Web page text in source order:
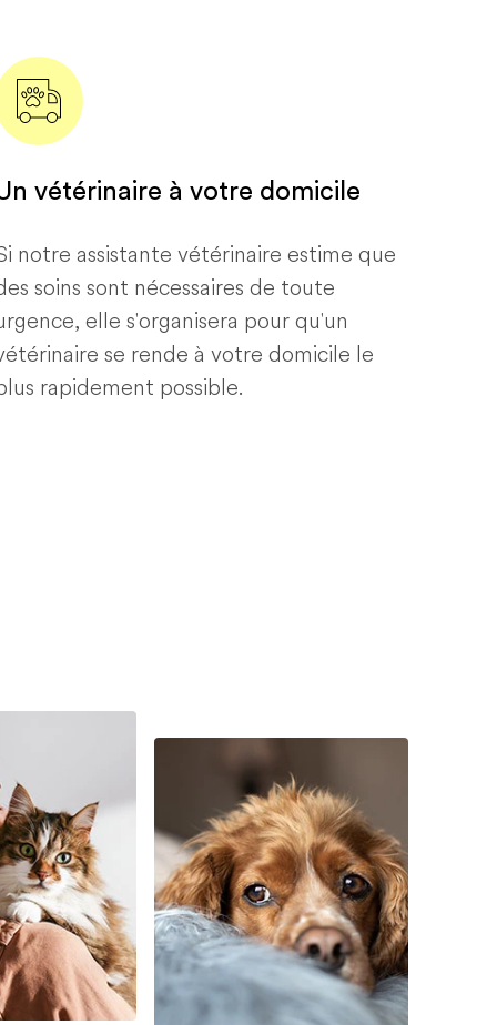
vétérinaire à votre domicile
notre assistante vétérinaire estime que
soins sont nécessaires de toute
elle s'organisera pour qu'un
se rende à votre domicile le
rapidement possible.